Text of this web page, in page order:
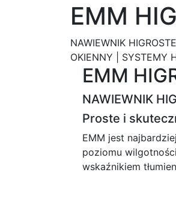
EMM
NAWIEWNIK
OKIENNY | SYSTEMY
EMM
NAWIEWNIK
Proste i
EMM jest
poziomu
wskaźnikiem